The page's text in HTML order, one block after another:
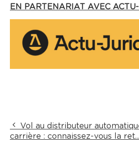
EN PARTENARIAT AVEC
Vol au distributeur
carrière : connaissez-vous la ret...